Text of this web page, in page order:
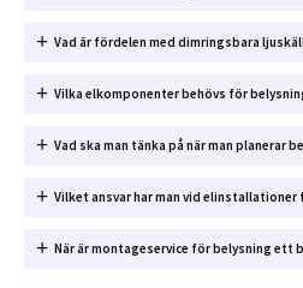
Vad är fördelen med dimringsbara
Vilka elkomponenter behövs för
Vad ska man tänka på när man planerar
Vilket ansvar har man vid elinstallationer
När är montageservice för belysning ett